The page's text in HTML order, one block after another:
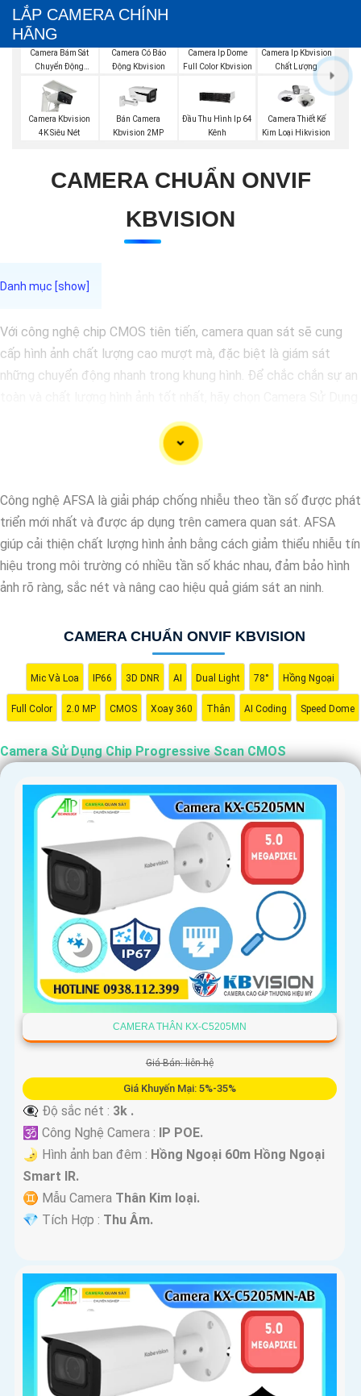
LẮP CAMERA CHÍNH
HÃNG
Camera Bám Sát
Chuyển Động
Kbvision
Camera Có Báo
Động Kbvision
Camera Ip Dome
Full Color Kbvision
Camera Ip Kbvision
Chất Lượng
Camera Kbvision
4K Siêu Nét
Bán Camera
Kbvision 2MP
Đầu Thu Hình Ip 64
Kênh
Camera Thiết Kế
Kim Loại Hikvision
CAMERA CHUẨN ONVIF
KBVISION
Với công nghệ chip CMOS tiên tiến, camera quan sát sẽ cung
cấp hình ảnh chất lượng cao mượt mà, đặc biệt là giám sát
những chuyển động nhanh trong khung hình. Để chắc chắn sự an
Chip Progressive Scan CMOS cho hệ thống giám sát của bạn
Công nghệ AFSA là giải pháp chống nhiễu theo tần số được phát
triển mới nhất và được áp dụng trên camera quan sát. AFSA
giúp cải thiện chất lượng hình ảnh bằng cách giảm thiểu nhiễu tín
hiệu trong môi trường có nhiều tần số khác nhau, đảm bảo hình
ảnh rõ ràng, sắc nét và nâng cao hiệu quả giám sát an ninh.
CAMERA CHUẨN ONVIF KBVISION
Mic Và Loa IP66 3D DNR AI Dual Light 78° Hồng Ngoại
Full Color 2.0 MP CMOS Xoay 360 Thân AI Coding Speed Dome
Camera Sử Dụng Chip Progressive Scan CMOS
CAMERA THÂN KX-C5205MN
Giá Bán: liên hệ
Giá Khuyến Mại: 5%-35%
👁️‍🗨 Độ sắc nét : 3k .
🕉️ Công Nghệ Camera : IP POE.
🌛 Hình ảnh ban đêm : Hồng Ngoại 60m Hồng Ngoại
Smart IR.
♊ Mẫu Camera Thân Kim loại.
️💎 Tích Hợp : Thu Âm.